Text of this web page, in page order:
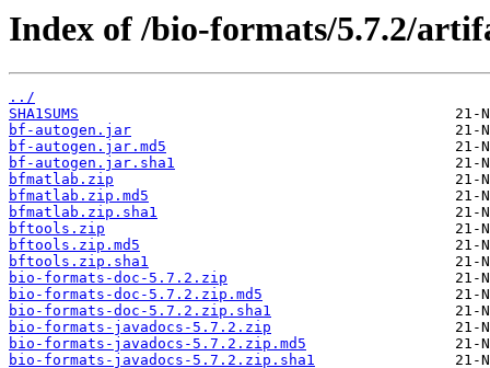
Index of /bio-formats/5.7.2/
../
SHA1SUMS
bf-autogen.jar
bf-autogen.jar.md5
bf-autogen.jar.sha1
bfmatlab.zip
bfmatlab.zip.md5
bfmatlab.zip.sha1
bftools.zip
bftools.zip.md5
bftools.zip.sha1
bio-formats-doc-5.7.2.zip
bio-formats-doc-5.7.2.zip.md5
bio-formats-doc-5.7.2.zip.sha1
bio-formats-javadocs-5.7.2.zip
bio-formats-javadocs-5.7.2.zip.md5
bio-formats-javadocs-5.7.2.zip.sha1